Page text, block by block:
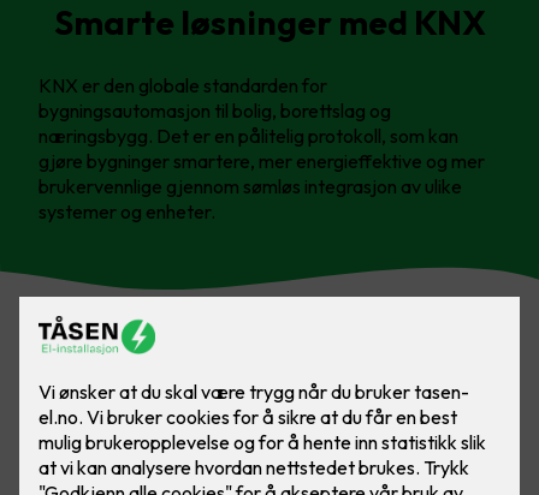
Smarte løsninger med KNX
KNX er den globale standarden for
bygningsautomasjon til bolig, borettslag og
næringsbygg. Det er en pålitelig protokoll, som kan
gjøre bygninger smartere, mer energieffektive og mer
brukervennlige gjennom sømløs integrasjon av ulike
systemer og enheter.